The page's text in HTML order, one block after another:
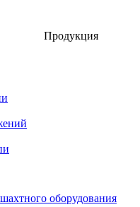
Продукция
оборудования